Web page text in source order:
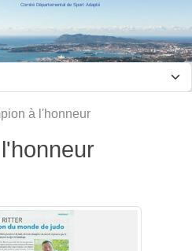
Comité Départemental de Sport Adapté
à l'honneur